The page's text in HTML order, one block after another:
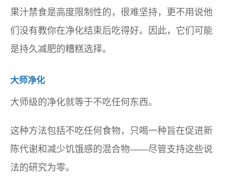
果汁禁食是高度限制性的，很难坚持，更不用说他
们没有教你在净化结束后吃得好。因此，它们可能
是持久减肥的糟糕选择。
大师净化
大师级的净化就等于不吃任何东西。
这种方法包括不吃任何食物，只喝一种旨在促进新
陈代谢和减少饥饿感的混合物——尽管支持这些说
法的研究为零。